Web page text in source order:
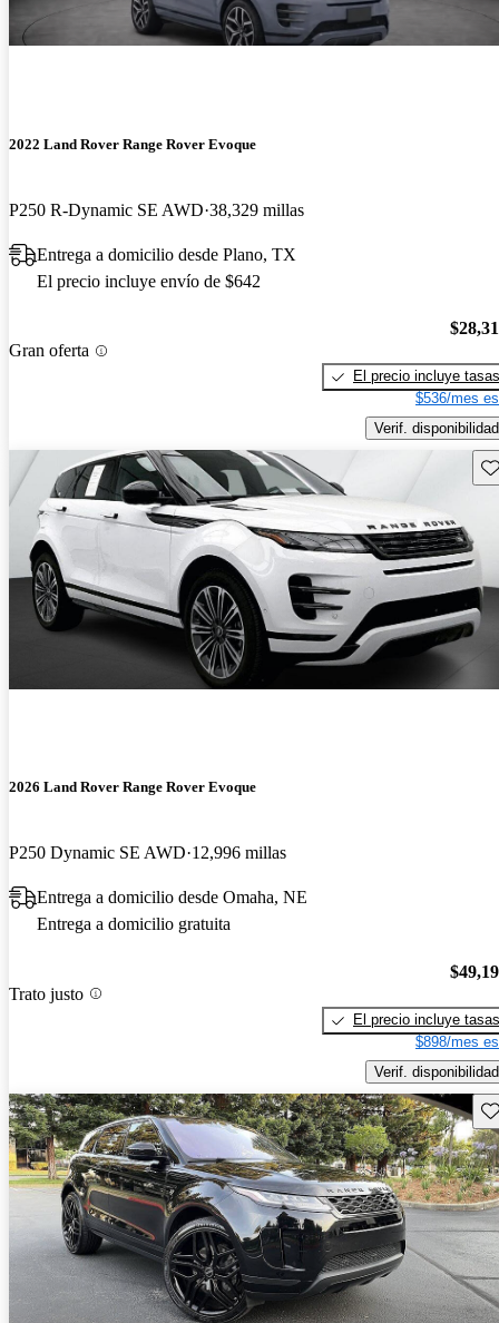
2022 Land Rover Range Rover Evoque
P250 R-Dynamic SE AWD 38,329 millas
Entrega a domicilio desde Plano, TX
El precio incluye envío de $642
Gran oferta
El precio incluye tasas
$536/mes
Verif. disponibilidad
2026 Land Rover Range Rover Evoque
P250 Dynamic SE AWD 12,996 millas
Entrega a domicilio desde Omaha, NE
Entrega a domicilio gratuita
Trato justo
El precio incluye tasas
$898/mes
Verif. disponibilidad